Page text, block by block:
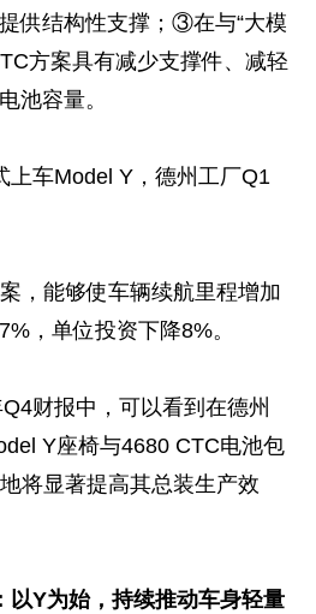
供结构性支撑；③在与“大模
方案具有减少支撑件、减轻
池容量。
上车Model Y，德州工厂Q1
，能够使车辆续航里程增加
，单位投资下降8%。
财报中，可以看到在德州
Y座椅与4680 CTC电池包
将显著提高其总装生产效
以Y为始，持续推动车身轻量